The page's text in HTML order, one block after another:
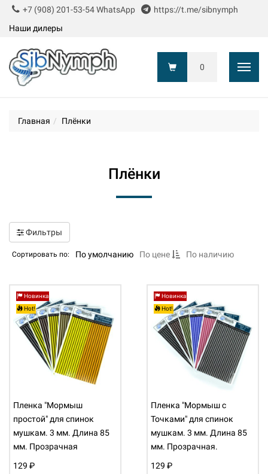
+7 (908) 201-53-54 WhatsApp
https://t.me/sibnymph
Наши дилеры
0
Главная Плёнки
Плёнки
Фильтры
Сортировать по: По умолчанию По цене По наличию
Новинка
Hot!
Пленка "Мормыш
простой" для спинок
мушкам. 3 мм. Длина 85
мм. Прозрачная
129 ₽
Новинка
Hot!
Пленка "Мормыш с
Точками" для спинок
мушкам. 3 мм. Длина 85
мм. Прозрачная.
129 ₽